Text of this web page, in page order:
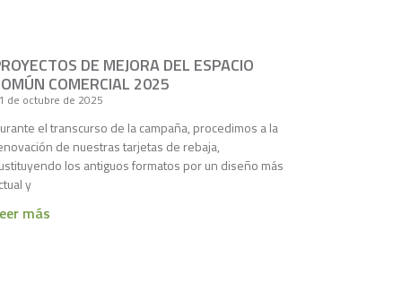
DE MEJORA DEL ESPACIO
COMERCIAL 2025
de octubre de 2025
el transcurso de la campaña, procedimos a la
de nuestras tarjetas de rebaja,
los antiguos formatos por un diseño más
y
más